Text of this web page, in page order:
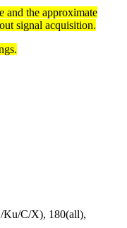
and the approximate
signal acquisition.
C/X), 180(all),